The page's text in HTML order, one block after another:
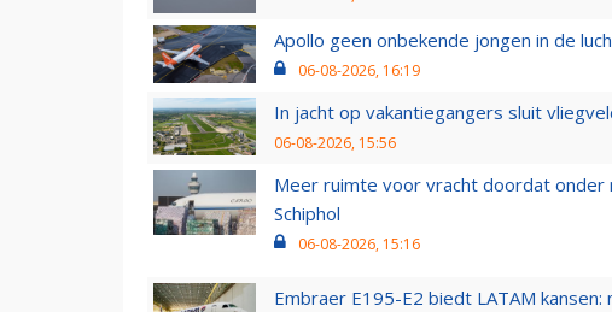
Apollo geen onbekende jongen in de
06-08-2026, 16:19
In jacht op vakantiegangers sluit
06-08-2026, 15:56
Meer ruimte voor vracht doordat onder
Schiphol
06-08-2026, 15:16
Embraer E195-E2 biedt LATAM